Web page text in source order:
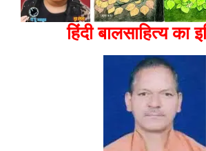
हिंदी बालसाहित्य का